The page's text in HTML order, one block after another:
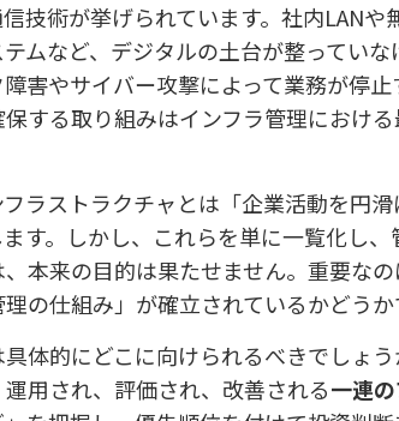
技術が挙げられています。社内LAN
ムなど、デジタルの土台が整ってい
害やサイバー攻撃によって業務が停
する取り組みはインフラ管理におけ
ラストラクチャとは「企業活動を円
す。しかし、これらを単に一覧化し
本来の目的は果たせません。重要な
の仕組み」が確立されているかどうか
体的にどこに向けられるべきでしょ
用され、評価され、改善される一連